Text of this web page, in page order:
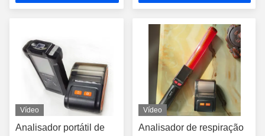
testes
Vídeo
Analisador portátil de
Vídeo
Analisador de respiração